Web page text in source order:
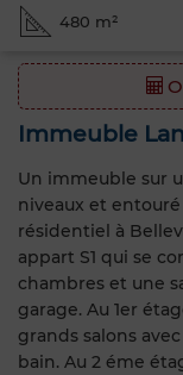
480 m²
Immeuble
Un immeuble sur
niveaux et
résidentiel à
appart S1 qui se
chambres et une
garage. Au 1er
grands salons
bain. Au 2 éme